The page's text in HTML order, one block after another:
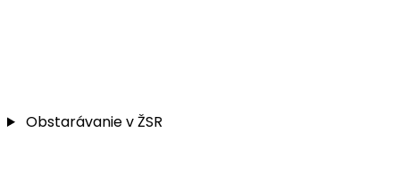
Obstarávanie v ŽSR